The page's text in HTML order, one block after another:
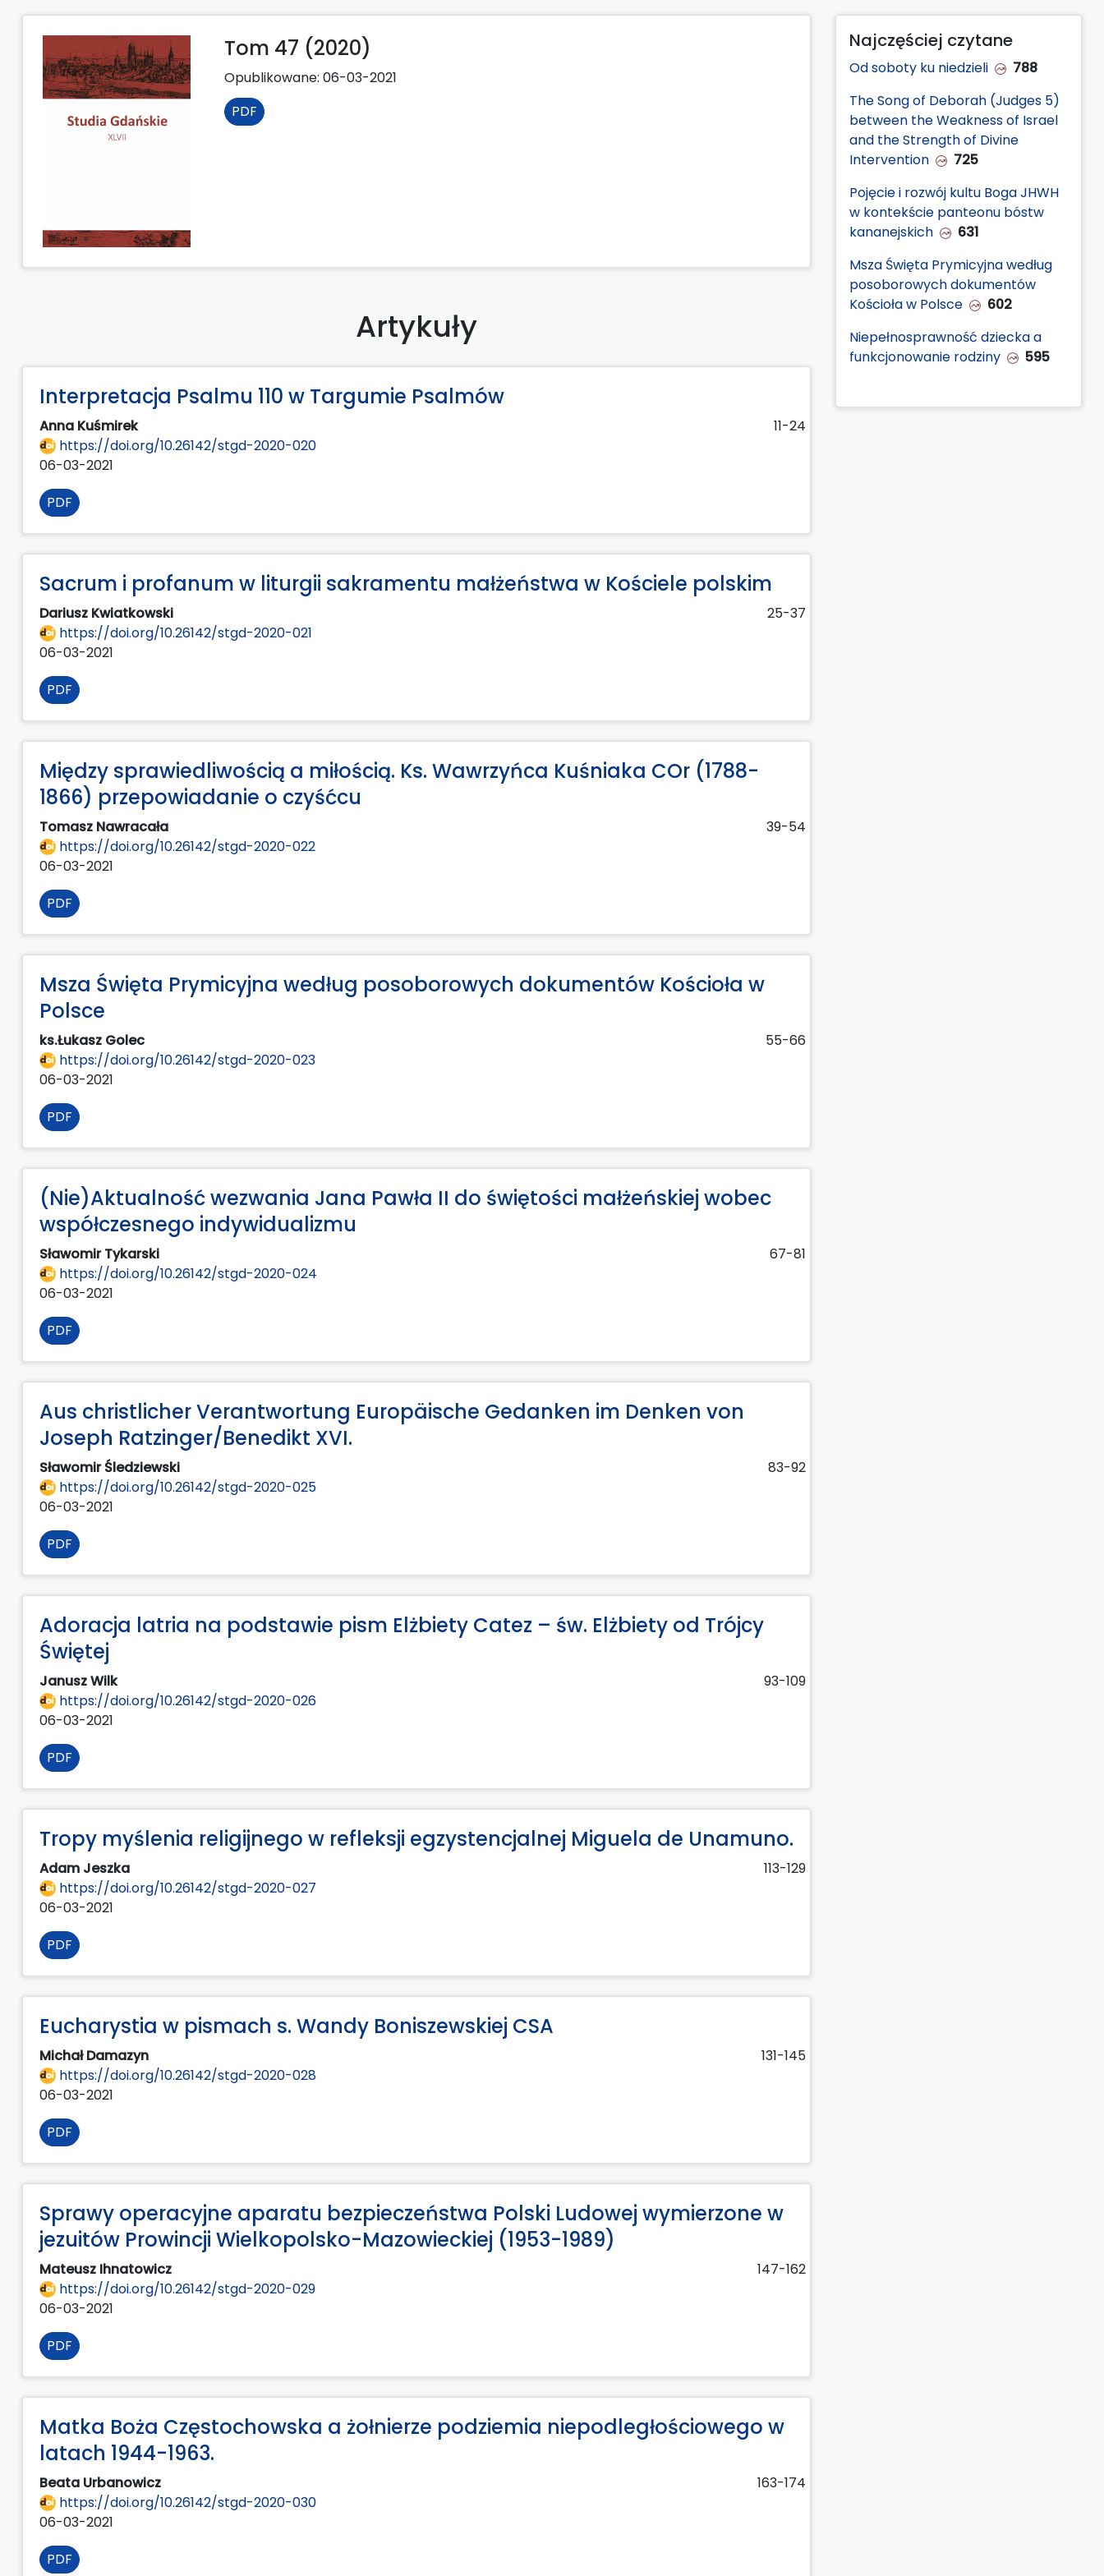
Tom 47 (2020)
Opublikowane: 06-03-2021
PDF
Artykuły
Interpretacja Psalmu 110 w Targumie Psalmów
Anna Kuśmirek
11-24
https://doi.org/10.26142/stgd-2020-020
06-03-2021
PDF
Sacrum i profanum w liturgii sakramentu małżeństwa w Kościele polskim
Dariusz Kwiatkowski
25-37
https://doi.org/10.26142/stgd-2020-021
06-03-2021
PDF
Między sprawiedliwością a miłością. Ks. Wawrzyńca Kuśniaka COr (1788-
1866) przepowiadanie o czyśćcu
Tomasz Nawracała
39-54
https://doi.org/10.26142/stgd-2020-022
06-03-2021
PDF
Msza Święta Prymicyjna według posoborowych dokumentów Kościoła w
Polsce
ks.Łukasz Golec
55-66
https://doi.org/10.26142/stgd-2020-023
06-03-2021
PDF
(Nie)Aktualność wezwania Jana Pawła II do świętości małżeńskiej wobec
współczesnego indywidualizmu
Sławomir Tykarski
67-81
https://doi.org/10.26142/stgd-2020-024
06-03-2021
PDF
Aus christlicher Verantwortung Europäische Gedanken im Denken von
Joseph Ratzinger/Benedikt XVI.
Sławomir Śledziewski
83-92
https://doi.org/10.26142/stgd-2020-025
06-03-2021
PDF
Adoracja latria na podstawie pism Elżbiety Catez – św. Elżbiety od Trójcy
Świętej
Janusz Wilk
93-109
https://doi.org/10.26142/stgd-2020-026
06-03-2021
PDF
Tropy myślenia religijnego w refleksji egzystencjalnej Miguela de Unamuno.
Adam Jeszka
113-129
https://doi.org/10.26142/stgd-2020-027
06-03-2021
PDF
Eucharystia w pismach s. Wandy Boniszewskiej CSA
Michał Damazyn
131-145
https://doi.org/10.26142/stgd-2020-028
06-03-2021
PDF
Sprawy operacyjne aparatu bezpieczeństwa Polski Ludowej wymierzone w
jezuitów Prowincji Wielkopolsko-Mazowieckiej (1953-1989)
Mateusz Ihnatowicz
147-162
https://doi.org/10.26142/stgd-2020-029
06-03-2021
PDF
Matka Boża Częstochowska a żołnierze podziemia niepodległościowego w
latach 1944-1963.
Beata Urbanowicz
163-174
https://doi.org/10.26142/stgd-2020-030
06-03-2021
PDF
Najczęściej czytane
Od soboty ku niedzieli
788
The Song of Deborah (Judges 5)
between the Weakness of Israel
and the Strength of Divine
Intervention
725
Pojęcie i rozwój kultu Boga JHWH
w kontekście panteonu bóstw
kananejskich
631
Msza Święta Prymicyjna według
posoborowych dokumentów
Kościoła w Polsce
602
Niepełnosprawność dziecka a
funkcjonowanie rodziny
595